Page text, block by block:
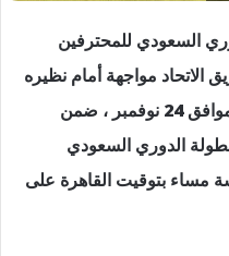
السعودي للمحترفين
الاتحاد مواجهة أمام نظيره
فريق الاتفاق مساء اليوم الجمعة الموافق 24 نوفمبر ، ضمن
الدوري السعودي
مساء بتوقيت القاهرة على